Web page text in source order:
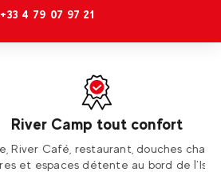
+33 4 79 07 97 21
Camp tout confort
restaurant, douches chaudes,
détente au bord de l’Isère.